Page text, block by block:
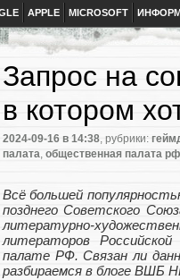
APPLE MICROSOFT
Запрос на
в котором
2024-09-16 в 14:38, рубрики:
палата, общественная палата рф
Всё большей
позднего Советского
литературно-
литераторов
палате РФ. Связан ли
разбираемся в блоге ВШБ